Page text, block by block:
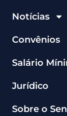
Notícias
Convênios
Salário
Jurídico
Sobre o